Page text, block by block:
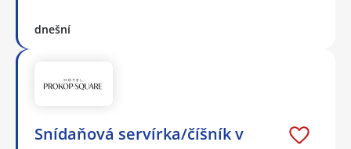
dnešní
Snídaňová servírka/číšník v